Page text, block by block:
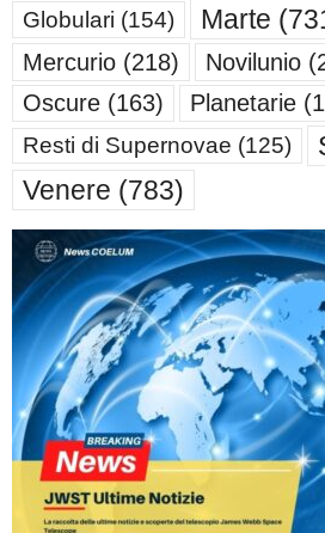
Globulari (154) Marte
Mercurio (218) Novilunio
Oscure (163) Planetarie
Resti di Supernovae (125)
Venere (783)